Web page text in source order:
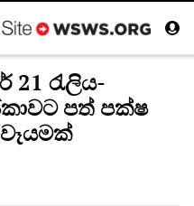
රැලිය-
පත් පක්ෂ